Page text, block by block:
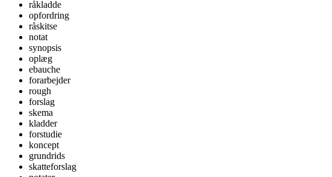
råkladde
opfordring
råskitse
notat
synopsis
oplæg
ebauche
forarbejder
rough
forslag
skema
kladder
forstudie
koncept
grundrids
skatteforslag